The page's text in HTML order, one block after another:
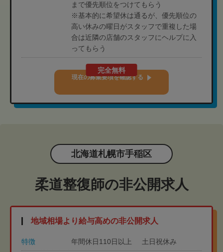
まで優先順位をつけてもらう
※基本的に希望休は通るが、優先順位の
高い休みの曜日がスタッフで重複した場
合は近隣の店舗のスタッフにヘルプに入
ってもらう
完全無料
現在の募集要項を確認する
北海道札幌市手稲区
柔道整復師の非公開求人
地域相場より給与高めの非公開求人
特徴 年間休日110日以上 土日祝休み